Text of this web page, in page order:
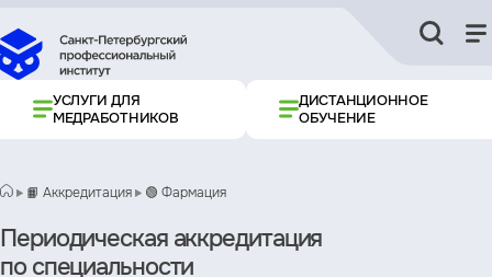
УСЛУГИ ДЛЯ
МЕДРАБОТНИКОВ
ДИСТАНЦИОННОЕ
ОБУЧЕНИЕ
📙 Аккредитация 🟢 Фармация
Периодическая аккредитация
по специальности